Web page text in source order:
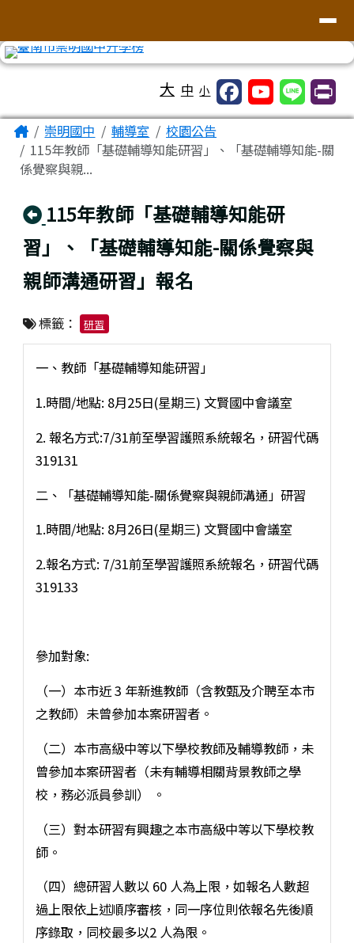
大 中 小
主內容區域
Home崇明國中 輔導室
校園公告
115年教師「基礎輔導知能研習」、「基礎輔導知能-關
係覺察與親...
回上頁
115年教師「基礎輔導知能研
習」、「基礎輔導知能-關係覺察與
親師溝通研習」報名
標籤： 研習
一、教師「基礎輔導知能研習」
1.時間/地點: 8月25日(星期三) 文賢國中會議室
2. 報名方式:7/31前至學習護照系統報名，研習代碼
319131
二、「基礎輔導知能-關係覺察與親師溝通」研習
1.時間/地點: 8月26日(星期三) 文賢國中會議室
2.報名方式: 7/31前至學習護照系統報名，研習代碼
319133
參加對象:
（一）本市近 3 年新進教師（含教甄及介聘至本市
之教師）未曾參加本案研習者。
（二）本市高級中等以下學校教師及輔導教師，未
曾參加本案研習者（未有輔導相關背景教師之學
校，務必派員參訓） 。
（三）對本研習有興趣之本市高級中等以下學校教
師。
（四）總研習人數以 60 人為上限，如報名人數超
過上限依上述順序審核，同一序位則依報名先後順
序錄取，同校最多以2 人為限。
頁尾區域